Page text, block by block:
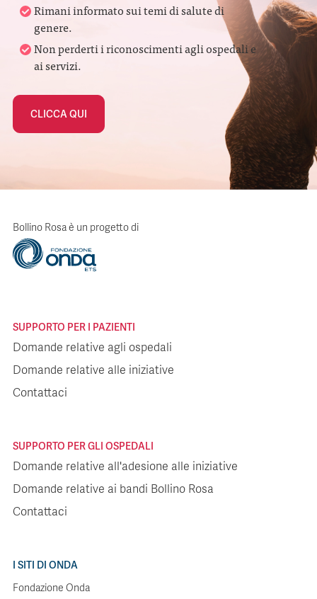
Rimani informato sui temi di salute di
genere.
Non perderti i riconoscimenti agli ospedali e
ai servizi.
CLICCA QUI
Bollino Rosa è un progetto di
SUPPORTO PER I PAZIENTI
Domande relative agli ospedali
Domande relative alle iniziative
Contattaci
SUPPORTO PER GLI OSPEDALI
Domande relative all'adesione alle iniziative
Domande relative ai bandi Bollino Rosa
Contattaci
I SITI DI ONDA
Fondazione Onda